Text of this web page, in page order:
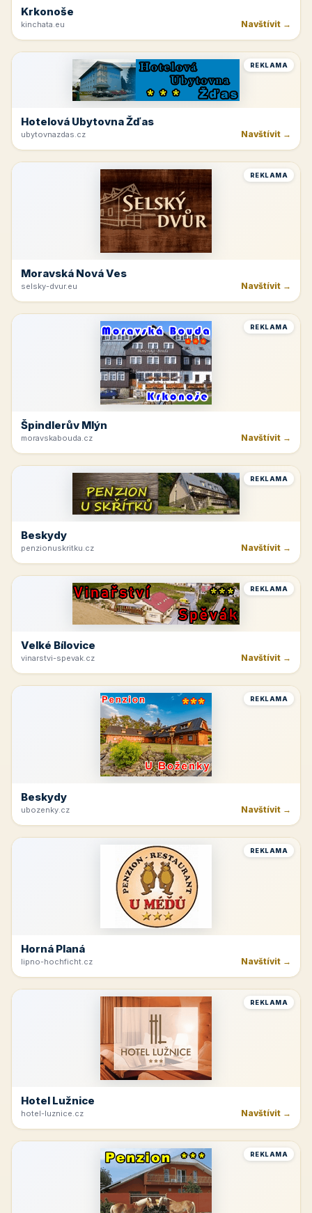
Krkonoše
kinchata.eu Navštívit →
REKLAMA
Hotelová Ubytovna Žďas
ubytovnazdas.cz Navštívit →
REKLAMA
Moravská Nová Ves
selsky-dvur.eu Navštívit →
REKLAMA
Špindlerův Mlýn
moravskabouda.cz Navštívit →
REKLAMA
Beskydy
penzionuskritku.cz Navštívit →
REKLAMA
Velké Bílovice
vinarstvi-spevak.cz Navštívit →
REKLAMA
Beskydy
ubozenky.cz Navštívit →
REKLAMA
Horná Planá
lipno-hochficht.cz Navštívit →
REKLAMA
Hotel Lužnice
hotel-luznice.cz Navštívit →
REKLAMA